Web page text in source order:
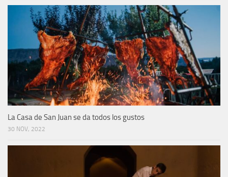
La Casa de San Juan se da todos los gustos
30 NOV, 2022